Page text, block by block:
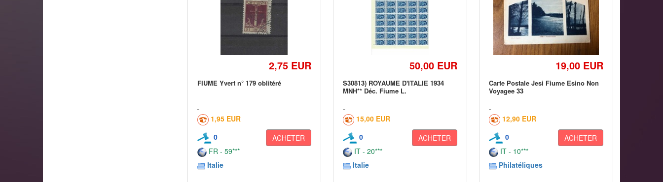
2,75 EUR
FIUME Yvert n° 179 oblitéré
1,95 EUR
0
ACHETER
FR - 59***
Italie
50,00 EUR
S30813) ROYAUME D'ITALIE 1934
MNH** Déc. Fiume L.
15,00 EUR
0
ACHETER
IT - 20***
Italie
19,00 EUR
Carte Postale Jesi Fiume Esino Non
Voyagee 33
12,90 EUR
0
ACHETER
IT - 10***
Philatéliques